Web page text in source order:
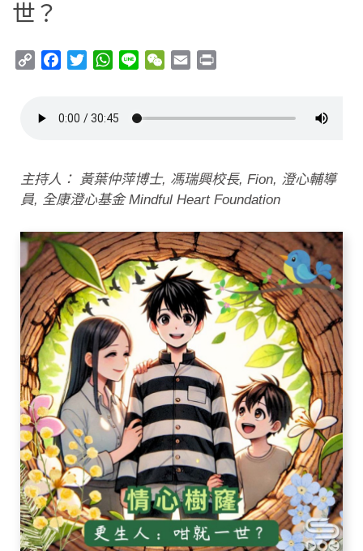
世？
Copy
Facebook
TwitterWhatsApp
Line WeChat
Email
主持人： 黃葉仲萍博士, 馮瑞興校長, Fion, 澄心輔導
員, 全康澄心基金 Mindful Heart Foundation